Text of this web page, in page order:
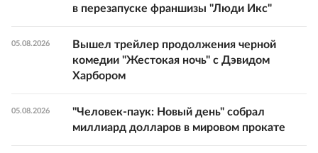
в перезапуске франшизы "Люди Икс"
05.08.2026
Вышел трейлер продолжения черной
комедии "Жестокая ночь" с Дэвидом
Харбором
05.08.2026
"Человек-паук: Новый день" собрал
миллиард долларов в мировом прокате